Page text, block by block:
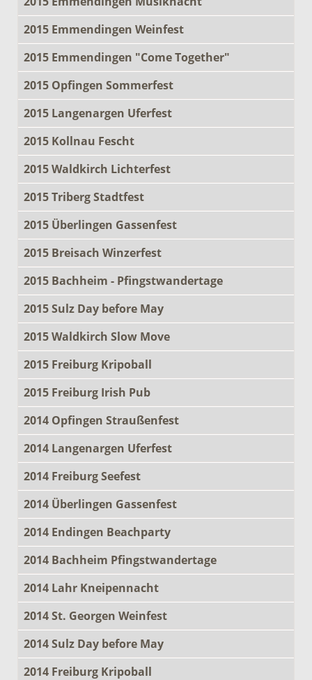
2015 Emmendingen Weinfest
2015 Emmendingen "Come Together"
2015 Opfingen Sommerfest
2015 Langenargen Uferfest
2015 Kollnau Fescht
2015 Waldkirch Lichterfest
2015 Triberg Stadtfest
2015 Überlingen Gassenfest
2015 Breisach Winzerfest
2015 Bachheim - Pfingstwandertage
2015 Sulz Day before May
2015 Waldkirch Slow Move
2015 Freiburg Kripoball
2015 Freiburg Irish Pub
2014 Opfingen Straußenfest
2014 Langenargen Uferfest
2014 Freiburg Seefest
2014 Überlingen Gassenfest
2014 Endingen Beachparty
2014 Bachheim Pfingstwandertage
2014 Lahr Kneipennacht
2014 St. Georgen Weinfest
2014 Sulz Day before May
2014 Freiburg Kripoball